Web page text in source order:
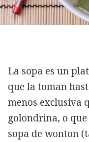
La sopa es un
que la toman
menos exclusiva
golondrina, o
sopa de wonton